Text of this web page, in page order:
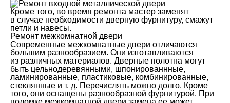
Кроме того, во время ремонта мастер заменят
в случае необходимости дверную фурнитуру, смажут
петли и навесы.
Ремонт межкомнатной двери
Современные межкомнатные двери отличаются
большим разнообразием. Они изготавливаются
из различных материалов. Дверные полотна могут
быть цельнодеревянными, шпонированнные,
ламинированные, пластиковые, комбинированные,
стеклянные и т. д. Перечислять можно долго. Кроме
того, они оснащены разнообразной фурнитурой. При